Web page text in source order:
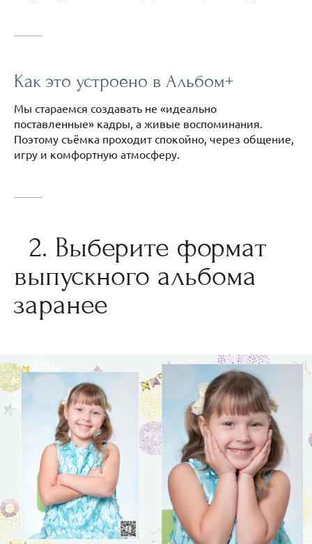
Как это устроено в Альбом+
Мы стараемся создавать не «идеально
поставленные» кадры, а живые воспоминания.
Поэтому съёмка проходит спокойно, через общение,
игру и комфортную атмосферу.
2. Выберите формат
выпускного альбома
заранее